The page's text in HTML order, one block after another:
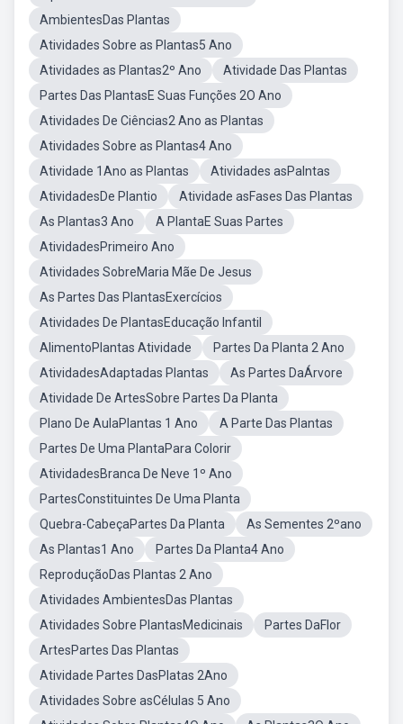
AmbientesDas Plantas
Atividades Sobre as Plantas5 Ano
Atividades as Plantas2º Ano
Atividade Das Plantas
Partes Das PlantasE Suas Funções 2O Ano
Atividades De Ciências2 Ano as Plantas
Atividades Sobre as Plantas4 Ano
Atividade 1Ano as Plantas
Atividades asPalntas
AtividadesDe Plantio
Atividade asFases Das Plantas
As Plantas3 Ano
A PlantaE Suas Partes
AtividadesPrimeiro Ano
Atividades SobreMaria Mãe De Jesus
As Partes Das PlantasExercícios
Atividades De PlantasEducação Infantil
AlimentoPlantas Atividade
Partes Da Planta 2 Ano
AtividadesAdaptadas Plantas
As Partes DaÁrvore
Atividade De ArtesSobre Partes Da Planta
Plano De AulaPlantas 1 Ano
A Parte Das Plantas
Partes De Uma PlantaPara Colorir
AtividadesBranca De Neve 1º Ano
PartesConstituintes De Uma Planta
Quebra-CabeçaPartes Da Planta
As Sementes 2ºano
As Plantas1 Ano
Partes Da Planta4 Ano
ReproduçãoDas Plantas 2 Ano
Atividades AmbientesDas Plantas
Atividades Sobre PlantasMedicinais
Partes DaFlor
ArtesPartes Das Plantas
Atividade Partes DasPlatas 2Ano
Atividades Sobre asCélulas 5 Ano